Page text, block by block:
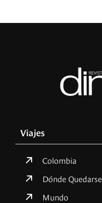
Viajes
Colombia
Dónde Quedarse
Mundo